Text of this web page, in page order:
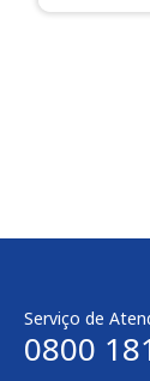
Serviço de
0800